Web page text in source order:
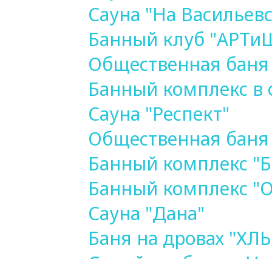
Сауна "На
Банный клуб
Общественная баня
Банный комплекс в
Сауна "Респект"
Общественная
Банный комплекс
Банный комплекс
Сауна "Дана"
Баня на дровах